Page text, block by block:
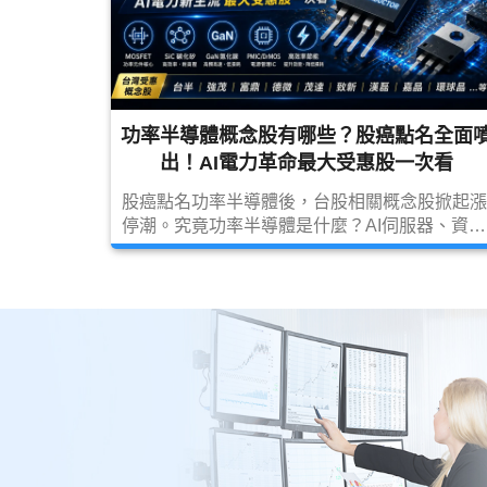
功率半導體概念股有哪些？股癌點名全面
出！AI電力革命最大受惠股一次看
股癌點名功率半導體後，台股相關概念股掀起漲
停潮。究竟功率半導體是什麼？AI伺服器、資料
中心與電動車如何帶動需求爆發？本文整理功率
功率半導體概念股與未來展望。